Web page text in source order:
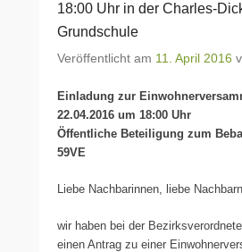
18:00 Uhr in der Charles-
Grundschule
Veröffentlicht am 11. April 2016
Einladung zur
22.04.2016 um 18:00 Uhr
Öffentliche Beteiligung zum
59VE
Liebe Nachbarinnen, liebe
wir haben bei der
einen Antrag zu einer